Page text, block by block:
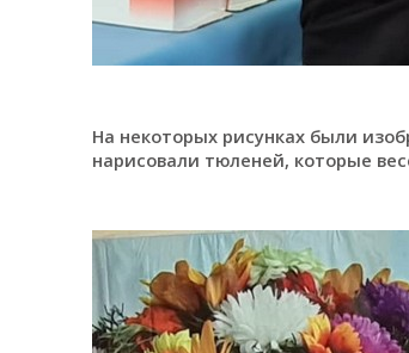
На некоторых рисунках были
нарисовали тюленей, которые